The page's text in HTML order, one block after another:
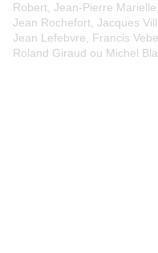
Robert, Jean-Pierre
Jean Rochefort, Jacques
Jean Lefebvre, Francis
Roland Giraud ou Michel